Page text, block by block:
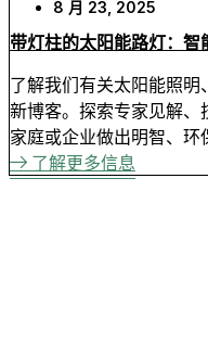
8 月 23, 2025
带灯柱的太阳能路灯：
了解我们有关太阳能照
新博客。探索专家见解、
家庭或企业做出明智、环
了解更多信息